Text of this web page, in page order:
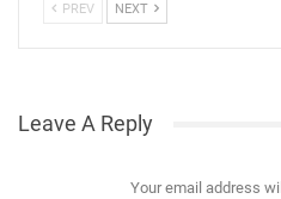
PREV NEXT
Leave A Reply
Your email address